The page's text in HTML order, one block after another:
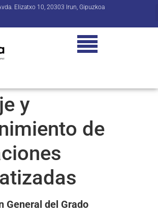
Elizatxo 10, 20303 Irun, Gipuzkoa
y
de
General del Grado